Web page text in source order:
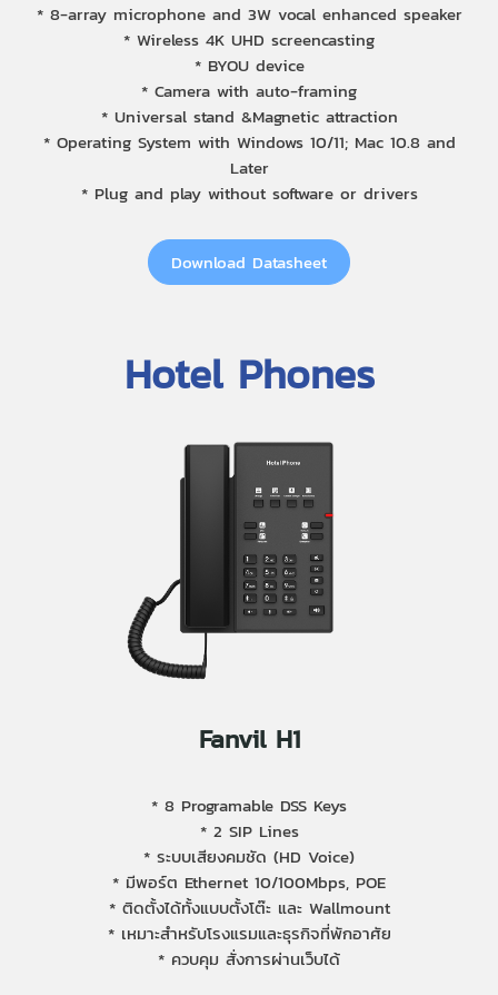
* 8-array microphone and 3W vocal enhanced speaker
* Wireless 4K UHD screencasting
* BYOU device
* Camera with auto-framing
* Universal stand &Magnetic attraction
* Operating System with Windows 10/11; Mac 10.8 and
Later
* Plug and play without software or drivers
Download Datasheet
Hotel Phones
Fanvil H1
* 8 Programable DSS Keys
* 2 SIP Lines
* ระบบเสียงคมชัด (HD Voice)
* มีพอร์ต Ethernet 10/100Mbps, POE
* ติดตั้งได้ทั้งแบบตั้งโต๊ะ และ Wallmount
* เหมาะสำหรับโรงแรมและธุรกิจที่พักอาศัย
* ควบคุม สั่งการผ่านเว็บได้